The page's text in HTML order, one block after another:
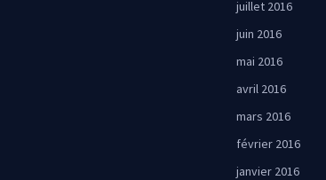
juillet 2016
juin 2016
mai 2016
avril 2016
mars 2016
février 2016
janvier 2016